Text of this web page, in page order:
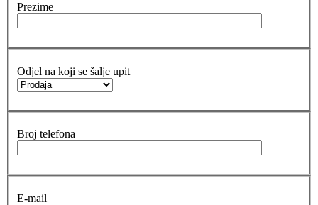
Prezime
Odjel na koji se šalje upit
Broj telefona
E-mail